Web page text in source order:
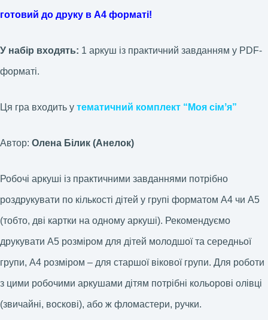
готовий до друку в А4 форматі!
У набір входять: 1 аркуш із практичний завданням у PDF-
форматі.
Ця гра входить у тематичний комплект “Моя сімʼя”
Автор: Олена Білик (Анелок)
Робочі аркуші із практичними завданнями потрібно
роздрукувати по кількості дітей у групі форматом А4 чи А5
(тобто, дві картки на одному аркуші). Рекомендуємо
друкувати А5 розміром для дітей молодшої та середньої
групи, А4 розміром – для старшої вікової групи. Для роботи
з цими робочими аркушами дітям потрібні кольорові олівці
(звичайні, воскові), або ж фломастери, ручки.